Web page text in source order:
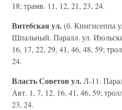
18; трамв. 11, 12, 21, 23, 24.
Витебская ул.(б. Кингисеппа
Шпальный. Паралл. ул.
16, 17, 22, 29, 41, 46, 48, 59;
24.
Власть Советов ул.Л-11.
Авт. 1, 7, 12, 16, 41, 46, 59;
23, 24.